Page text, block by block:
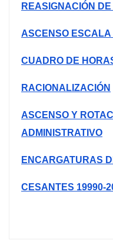
REASIGNACIÓN
ASCENSO
CUADRO DE
RACIONALIZACIÓN
ASCENSO Y
ADMINISTRATIVO
ENCARGATURAS
CESANTES 19990-